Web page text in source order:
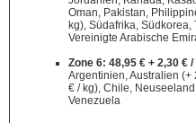
Oman, Pakistan,
kg), Südafrika,
Vereinigte Arabische
Zone 6: 48,95 € + 2,30 €
Argentinien, Australien (+
€ / kg), Chile,
Venezuela